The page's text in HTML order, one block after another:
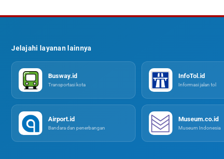
Jelajahi layanan lainnya
Busway.id
Transportasi kota
InfoTol.id
Informasi jalan tol
Airport.id
Bandara dan penerbangan
Museum.co.id
Museum Indonesia